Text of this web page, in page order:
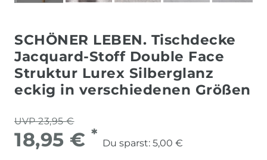
SCHÖNER LEBEN. Tischdecke
Jacquard-Stoff Double Face
Struktur Lurex Silberglanz
eckig in verschiedenen Größen
UVP 23,95 €
18,95 € *
Du sparst: 5,00 €